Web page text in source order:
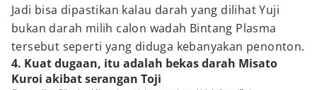
Jadi bisa dipastikan kalau darah yang dilihat Yuji
bukan darah milih calon wadah Bintang Plasma
tersebut seperti yang diduga kebanyakan penonton.
4. Kuat dugaan, itu adalah bekas darah Misato
Kuroi akibat serangan Toji